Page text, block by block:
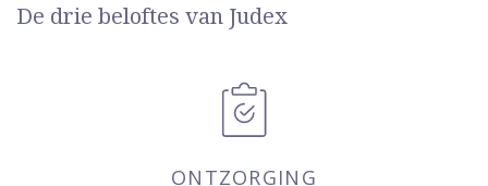
De drie beloftes van Judex
ONTZORGING